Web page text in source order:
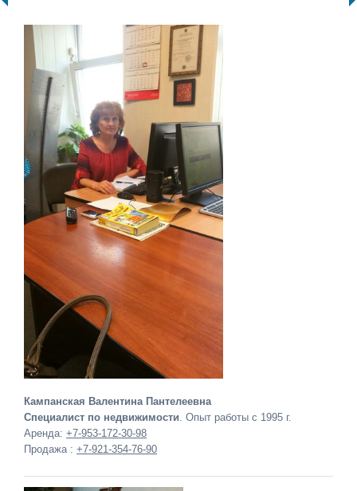
Кампанская Валентина Пантелеевна
Специалист по недвижимости . Опыт работы с 1995 г.
Аренда: +7-953-172-30-98
Продажа : +7-921-354-76-90